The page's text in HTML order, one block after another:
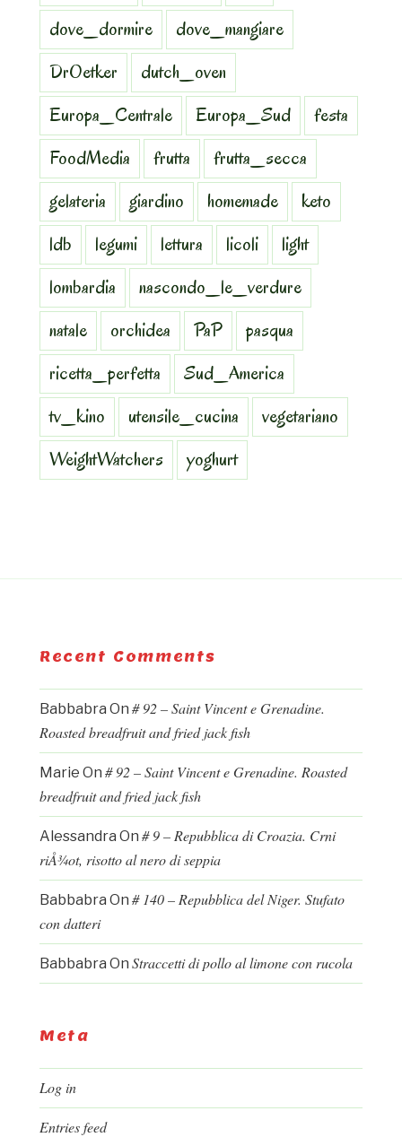
dove_dormire
dove_mangiare
DrOetker
dutch_oven
Europa_Centrale
Europa_Sud
festa
FoodMedia
frutta
frutta_secca
gelateria
giardino homemade
keto
ldb
legumi lettura licoli
light
lombardia
nascondo_le_verdure
natale
orchidea PaP
pasqua
ricetta_perfetta
Sud_America
tv_kino
utensile_cucina
vegetariano
WeightWatchers
yoghurt
Recent Comments
Babbabra On # 92 – Saint Vincent e Grenadine.
Roasted breadfruit and fried jack fish
Marie On # 92 – Saint Vincent e Grenadine. Roasted
breadfruit and fried jack fish
Alessandra On # 9 – Repubblica di Croazia. Crni
riÅ¾ot, risotto al nero di seppia
Babbabra On # 140 – Repubblica del Niger. Stufato
con datteri
Babbabra On Straccetti di pollo al limone con rucola
Meta
Log in
Entries feed